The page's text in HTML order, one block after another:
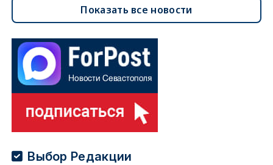
Показать все новости
Выбор Редакции